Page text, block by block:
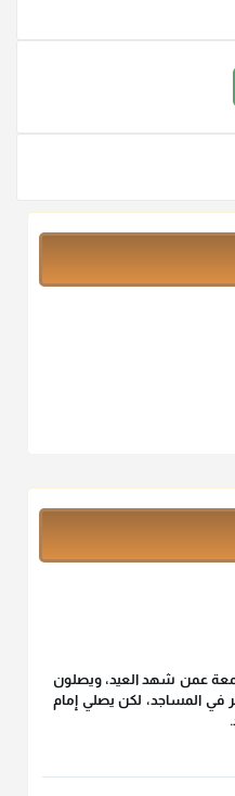
عمن شهد العيد، ويصلون
في المساجد، لكن يصلي إمام